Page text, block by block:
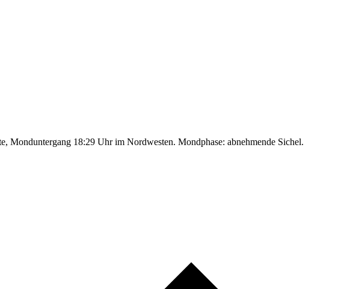
Monduntergang 18:29 Uhr im Nordwesten. Mondphase: abnehmende Sichel.